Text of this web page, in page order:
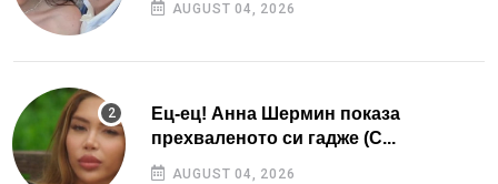
AUGUST 04, 2026
Ец-ец! Анна Шермин показа
прехваленото си гадже (С...
AUGUST 04, 2026